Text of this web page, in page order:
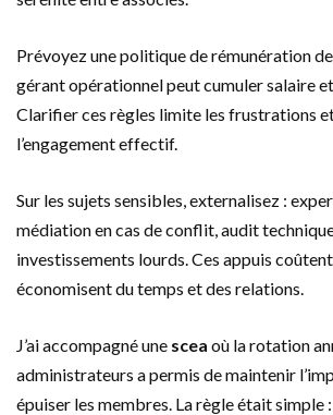
Prévoyez une politique de rémunération
gérant opérationnel peut cumuler salaire
Clarifier ces règles limite les frustrations
l’engagement effectif.
Sur les sujets sensibles, externalisez :
médiation en cas de conflit, audit
investissements lourds. Ces appuis
économisent du temps et des relations.
J’ai accompagné une scea où la rotation
administrateurs a permis de maintenir
épuiser les membres. La règle était simple